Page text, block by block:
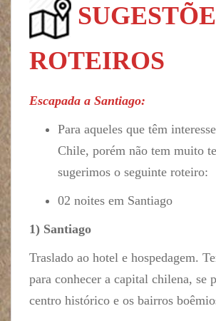
ROTEIROS
Escapada a Santiago:
Para aqueles que têm
Chile, porém não tem muito
sugerimos o seguinte roteiro:
02 noites em Santiago
1) Santiago
Traslado ao hotel e hospedagem.
para conhecer a capital chilena, se
centro histórico e os bairros